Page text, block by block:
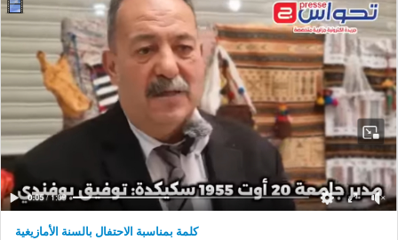
كلمة بمناسبة الاحتفال بالسنة الأمازيغية